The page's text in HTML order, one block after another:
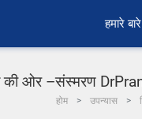
हमारे
ओर –संस्मरण
होम उपन्यास